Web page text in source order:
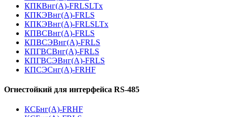
КПКВнг(А)-FRLSLTx
КПКЭВнг(А)-FRLS
КПКЭВнг(А)-FRLSLTx
КПВСВнг(А)-FRLS
КПВСЭВнг(А)-FRLS
КПГВСВнг(А)-FRLS
КПГВСЭВнг(А)-FRLS
КПСЭСнг(А)-FRHF
Огнестойкий для интерфейса RS-485
КСБнг(А)-FRHF